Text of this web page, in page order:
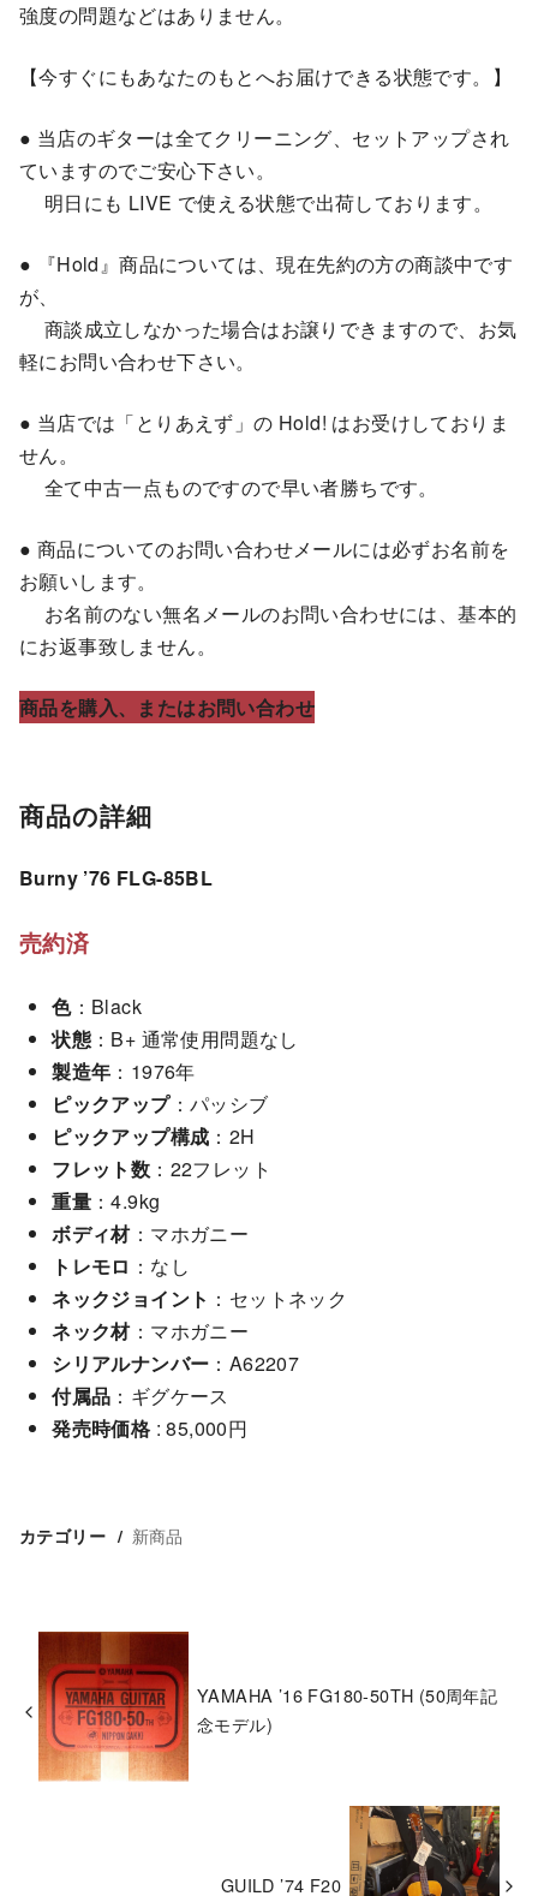
強度の問題などはありません。
【今すぐにもあなたのもとへお届けできる状態です。】
● 当店のギターは全てクリーニング、セットアップされ
ていますのでご安心下さい。
明日にも LIVE で使える状態で出荷しております。
● 『Hold』商品については、現在先約の方の商談中です
が、
商談成立しなかった場合はお譲りできますので、お気
軽にお問い合わせ下さい。
● 当店では「とりあえず」の Hold! はお受けしておりま
せん。
全て中古一点ものですので早い者勝ちです。
● 商品についてのお問い合わせメールには必ずお名前を
お願いします。
お名前のない無名メールのお問い合わせには、基本的
にお返事致しません。
商品を購入、またはお問い合わせ
商品の詳細
Burny ’76 FLG-85BL
売約済
色：Black
状態 ：B+ 通常使用問題なし
製造年 ：1976年
ピックアップ：パッシブ
ピックアップ構成 ：2H
フレット数 ：22フレット
重量 ：4.9kg
ボディ材：マホガニー
トレモロ ：なし
ネックジョイント ：セットネック
ネック材：マホガニー
シリアルナンバー ：A62207
付属品 ：ギグケース
発売時価格 : 85,000円
カテゴリー 新商品
YAMAHA ’16 FG180-50TH (50周年記
念モデル)
GUILD ’74 F20